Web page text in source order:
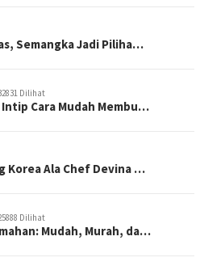
Semangka Jadi Piliha…
Dilihat
Intip Cara Mudah Membu…
Korea Ala Chef Devina …
Dilihat
Mudah, Murah, da…